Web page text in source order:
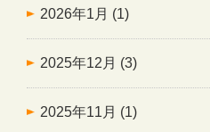
2026年1月 (1)
2025年12月 (3)
2025年11月 (1)